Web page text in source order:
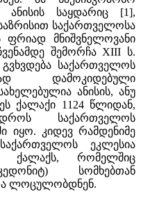
საყდარიც [1],
საქართველოსა
მნიშვნელოვანი
შემორჩა XIII ს.
საქართველოს
დამოკიდებული
ანისის, ანუ
ქალაქი 1124 წლიდან,
საქართველოს
იყო. კიდევ რამდენიმე
ეკლესია
ქალაქს, რომელშიც
სომხებთან
ლოცულობდნენ.